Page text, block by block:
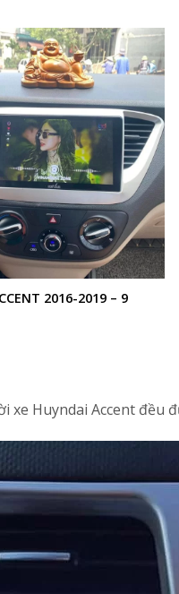
2016-2019 – 9
xe Huyndai Accent đều